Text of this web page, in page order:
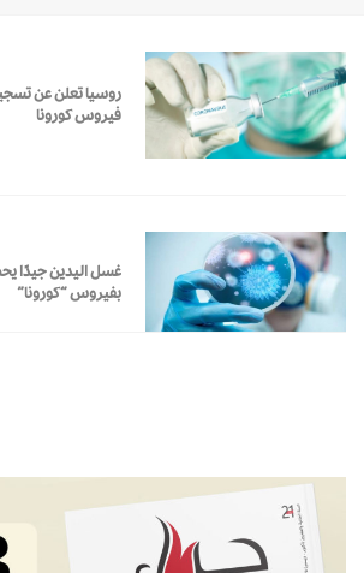
روسيا تعلن عن
فيروس كورونا
غسل اليدين جيدًا
بفيروس “كورونا”